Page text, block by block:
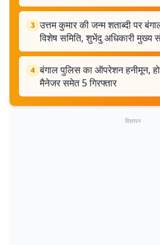
3 उत्तम कुमार की जन्म शताब्दी पर
विशेष समिति, शुभेंदु अधिकारी मुख्य
4 बंगाल पुलिस का ऑपरेशन हनीमून,
मैनेजर समेत 5 गिरफ्तार
विज्ञापन